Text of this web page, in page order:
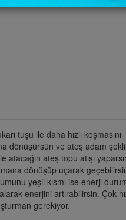
tuşu ile daha hızlı koşmasını
dönüşürsün ve ateş adam
ateş topu atışı
dönüşüp uçarak
yeşil kısmı ise enerji
enerjini artırabilirsin. Çok
gerekiyor.